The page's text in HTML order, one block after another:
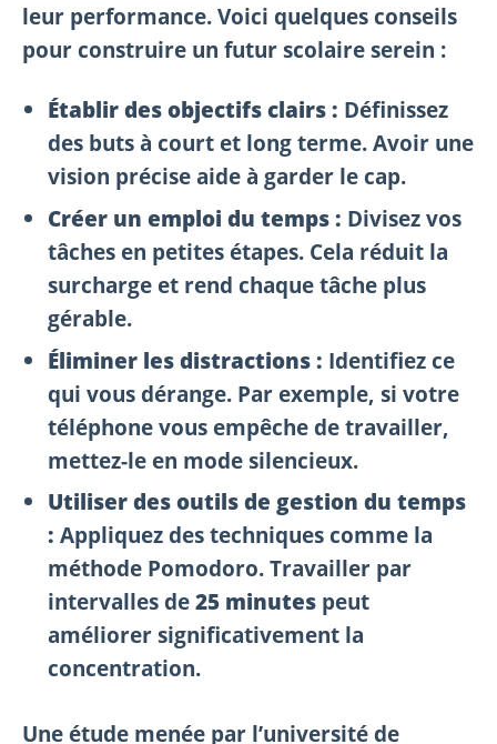
leur performance. Voici quelques conseils
pour construire un futur scolaire serein :
Établir des objectifs clairs : Définissez
des buts à court et long terme. Avoir une
vision précise aide à garder le cap.
Créer un emploi du temps : Divisez vos
tâches en petites étapes. Cela réduit la
surcharge et rend chaque tâche plus
gérable.
Éliminer les distractions : Identifiez ce
qui vous dérange. Par exemple, si votre
téléphone vous empêche de travailler,
mettez-le en mode silencieux.
Utiliser des outils de gestion du temps
: Appliquez des techniques comme la
méthode Pomodoro. Travailler par
intervalles de25 minutes peut
améliorer significativement la
concentration.
Une étude menée par l’université de